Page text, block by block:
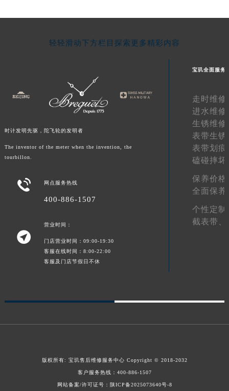
甘肃省庆阳市西峰区南大街宝玑售后服务中心（需提前预约）
甘肃省天水市秦州区民主路宝玑售后服务中心（需提前预约）
甘肃省武威市凉州区迎宾路宝玑售后服务中心（需提前预约）
甘肃省张掖市甘州区民乐北路宝玑售后服务中心（需提前预约）
宁夏回族自治区固原市原州区文化街宝玑售后服务中心（需提前预约）
宁夏回族自治区石嘴山市大武口区贺兰山路宝玑售后服务中心（需提前预约）
宁夏回族自治区银川市兴庆区新华东路97号新百中心C馆一层C1-18号商铺宝玑售后服务中心（需提前预约）
宁夏回族自治区中卫市沙坡头区鼓楼东街宝玑售后服务中心（需提前预约）
青海省海北藏族自治州海晏县将军路宝玑售后服务中心（需提前预约）
青海省海东市乐都区滨河路宝玑售后服务中心（需提前预约）
陕西省宝鸡市渭滨区经二路宝玑售后服务中心（需提前预约）
陕西省渭南市临渭区东风大街宝玑售后服务中心（需提前预约）
陕西省延安市宝塔区中心街宝玑售后服务中心（需提前预约）
轻轻滑动下方栏目探索更多精彩内容
时计发明先驱，陀飞轮的发明者
The inventor of the meter when the invention, the
tourbillon.
 网点服务热线
400-886-1507

营业时间：
门店营业时间：09:00-19:30
客服在线时间：8:00-22:00
客服及门店节假日不休
宝玑全面服务
走时维修
进水维修
生锈维修
表带生锈
表带划痕
磕碰摔坏
保养价格
全面保养
个性定制
截表带、
版权所有: 宝玑售后维修服务中心 Copyright © 2018-2032
客户服务热线： 400-886-1507
网站备案/许可证号：陕ICP备2025073640号-8